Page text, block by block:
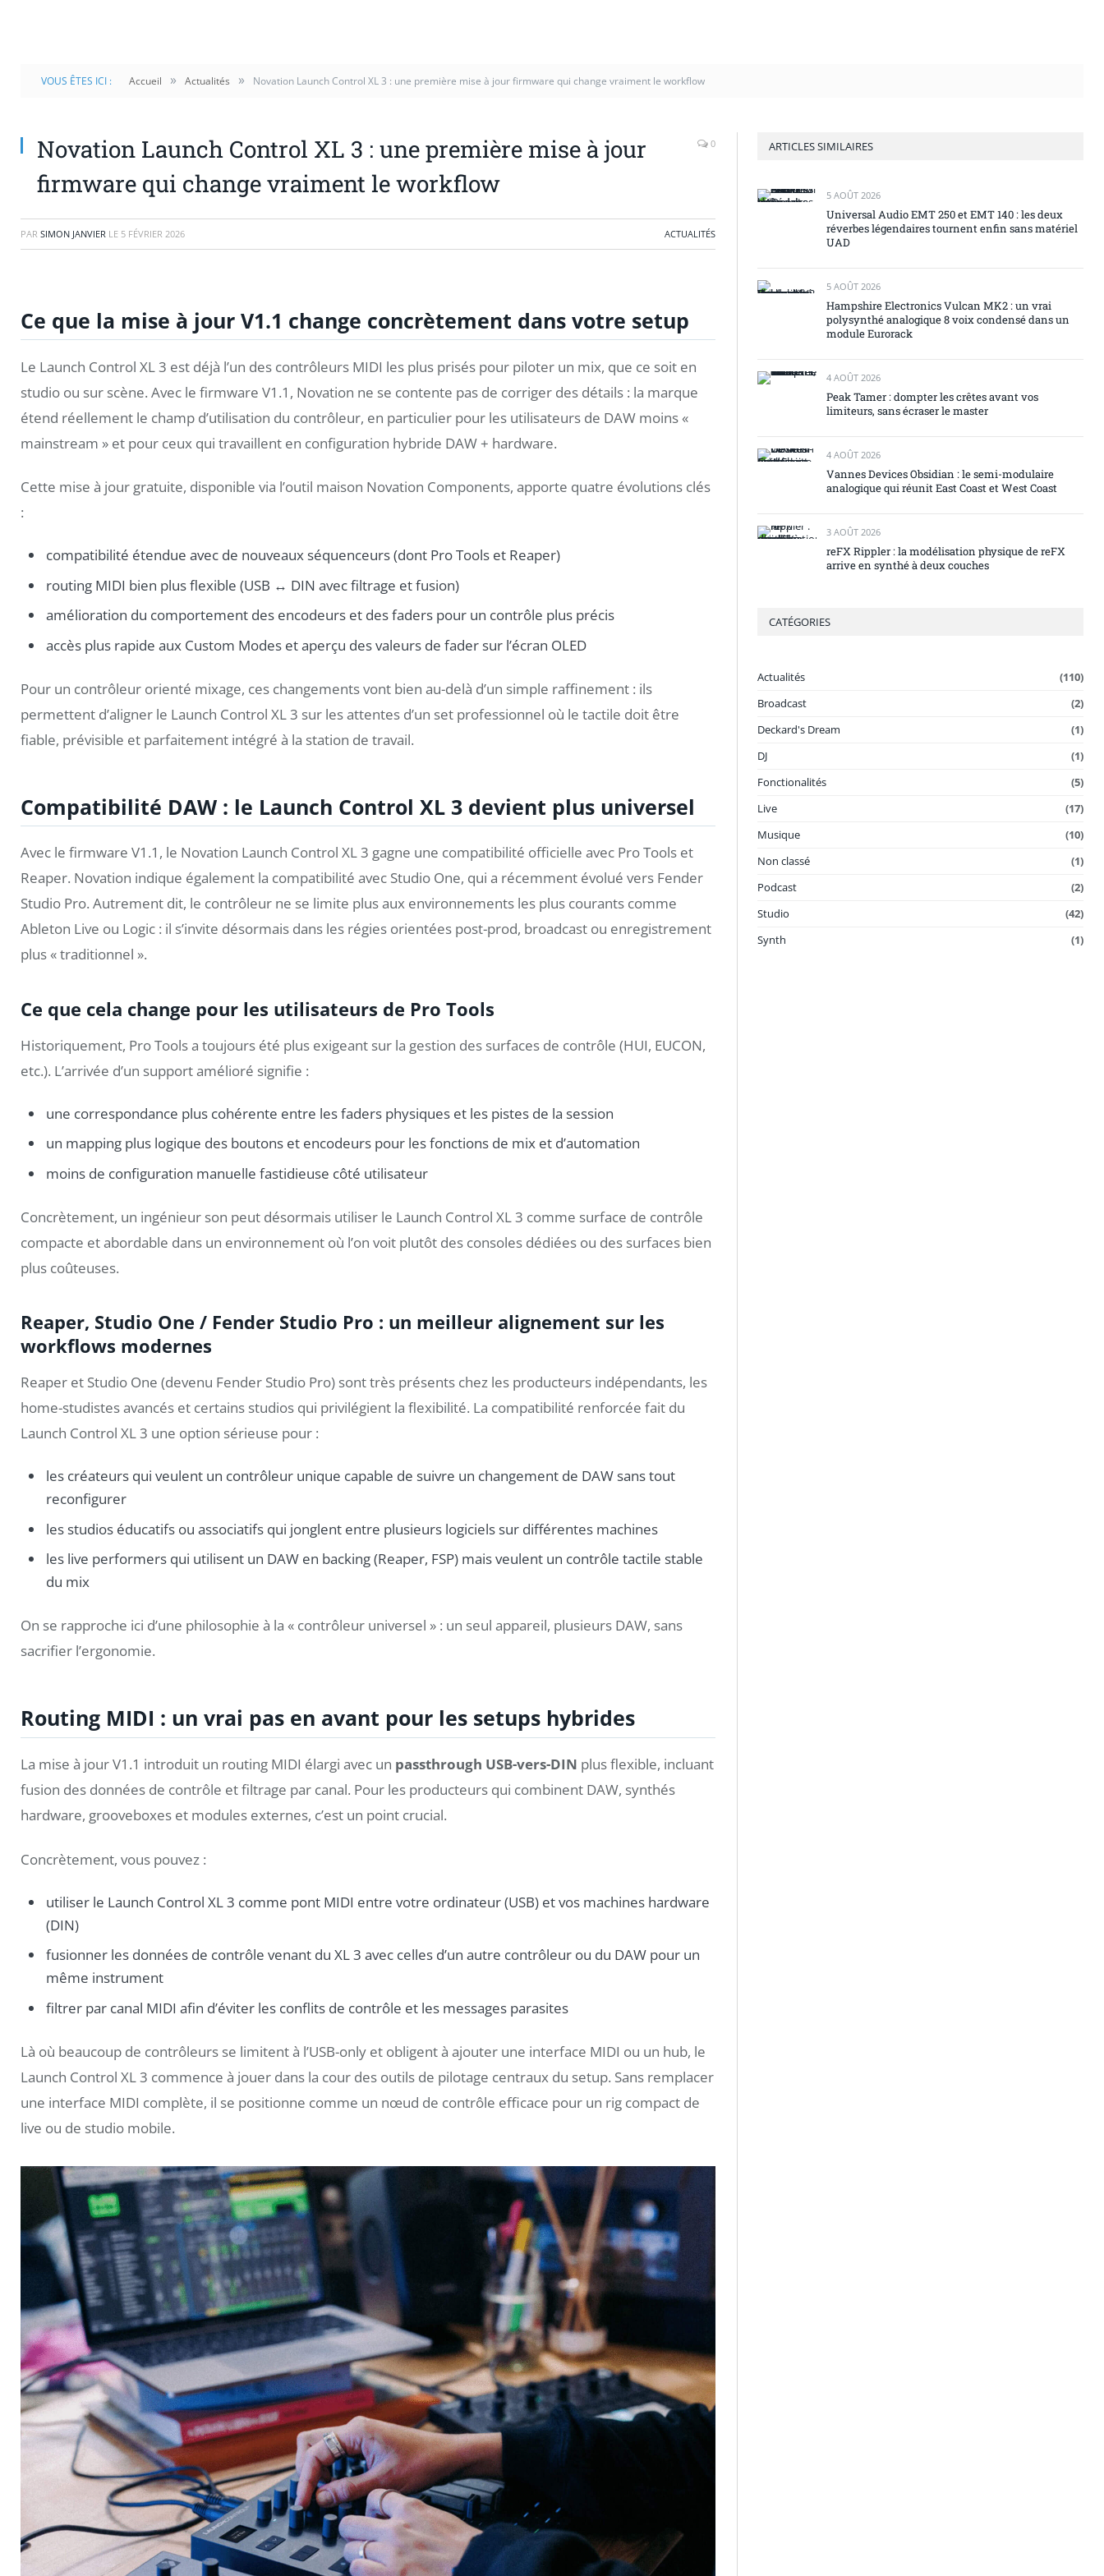
VOUS ÊTES ICI : Accueil » Actualités » Novation Launch Control XL 3 : une première mise à jour firmware qui change vraiment le workflow
Novation Launch Control XL 3 : une première mise à jour
firmware qui change vraiment le workflow
0
PAR SIMON JANVIER LE 5 FÉVRIER 2026 ACTUALITÉS
Ce que la mise à jour V1.1 change concrètement dans votre setup
Le Launch Control XL 3 est déjà l’un des contrôleurs MIDI les plus prisés pour piloter un mix, que ce soit en
studio ou sur scène. Avec le firmware V1.1, Novation ne se contente pas de corriger des détails : la marque
étend réellement le champ d’utilisation du contrôleur, en particulier pour les utilisateurs de DAW moins «
mainstream » et pour ceux qui travaillent en configuration hybride DAW + hardware.
Cette mise à jour gratuite, disponible via l’outil maison Novation Components, apporte quatre évolutions clés
:
compatibilité étendue avec de nouveaux séquenceurs (dont Pro Tools et Reaper)
routing MIDI bien plus flexible (USB ↔ DIN avec filtrage et fusion)
amélioration du comportement des encodeurs et des faders pour un contrôle plus précis
accès plus rapide aux Custom Modes et aperçu des valeurs de fader sur l’écran OLED
Pour un contrôleur orienté mixage, ces changements vont bien au-delà d’un simple raffinement : ils
permettent d’aligner le Launch Control XL 3 sur les attentes d’un set professionnel où le tactile doit être
fiable, prévisible et parfaitement intégré à la station de travail.
Compatibilité DAW : le Launch Control XL 3 devient plus universel
Avec le firmware V1.1, le Novation Launch Control XL 3 gagne une compatibilité officielle avec Pro Tools et
Reaper. Novation indique également la compatibilité avec Studio One, qui a récemment évolué vers Fender
Studio Pro. Autrement dit, le contrôleur ne se limite plus aux environnements les plus courants comme
Ableton Live ou Logic : il s’invite désormais dans les régies orientées post-prod, broadcast ou enregistrement
plus « traditionnel ».
Ce que cela change pour les utilisateurs de Pro Tools
Historiquement, Pro Tools a toujours été plus exigeant sur la gestion des surfaces de contrôle (HUI, EUCON,
etc.). L’arrivée d’un support amélioré signifie :
une correspondance plus cohérente entre les faders physiques et les pistes de la session
un mapping plus logique des boutons et encodeurs pour les fonctions de mix et d’automation
moins de configuration manuelle fastidieuse côté utilisateur
Concrètement, un ingénieur son peut désormais utiliser le Launch Control XL 3 comme surface de contrôle
compacte et abordable dans un environnement où l’on voit plutôt des consoles dédiées ou des surfaces bien
plus coûteuses.
Reaper, Studio One / Fender Studio Pro : un meilleur alignement sur les
workflows modernes
Reaper et Studio One (devenu Fender Studio Pro) sont très présents chez les producteurs indépendants, les
home-studistes avancés et certains studios qui privilégient la flexibilité. La compatibilité renforcée fait du
Launch Control XL 3 une option sérieuse pour :
les créateurs qui veulent un contrôleur unique capable de suivre un changement de DAW sans tout
reconfigurer
les studios éducatifs ou associatifs qui jonglent entre plusieurs logiciels sur différentes machines
les live performers qui utilisent un DAW en backing (Reaper, FSP) mais veulent un contrôle tactile stable
du mix
On se rapproche ici d’une philosophie à la « contrôleur universel » : un seul appareil, plusieurs DAW, sans
sacrifier l’ergonomie.
Routing MIDI : un vrai pas en avant pour les setups hybrides
La mise à jour V1.1 introduit un routing MIDI élargi avec un passthrough USB-vers-DIN plus flexible, incluant
fusion des données de contrôle et filtrage par canal. Pour les producteurs qui combinent DAW, synthés
hardware, grooveboxes et modules externes, c’est un point crucial.
Concrètement, vous pouvez :
utiliser le Launch Control XL 3 comme pont MIDI entre votre ordinateur (USB) et vos machines hardware
(DIN)
fusionner les données de contrôle venant du XL 3 avec celles d’un autre contrôleur ou du DAW pour un
même instrument
filtrer par canal MIDI afin d’éviter les conflits de contrôle et les messages parasites
Là où beaucoup de contrôleurs se limitent à l’USB-only et obligent à ajouter une interface MIDI ou un hub, le
Launch Control XL 3 commence à jouer dans la cour des outils de pilotage centraux du setup. Sans remplacer
une interface MIDI complète, il se positionne comme un nœud de contrôle efficace pour un rig compact de
live ou de studio mobile.
ARTICLES SIMILAIRES
5 AOÛT 2026
Universal Audio EMT 250 et EMT 140 : les deux
réverbes légendaires tournent enfin sans matériel
UAD
5 AOÛT 2026
Hampshire Electronics Vulcan MK2 : un vrai
polysynthé analogique 8 voix condensé dans un
module Eurorack
4 AOÛT 2026
Peak Tamer : dompter les crêtes avant vos
limiteurs, sans écraser le master
4 AOÛT 2026
Vannes Devices Obsidian : le semi-modulaire
analogique qui réunit East Coast et West Coast
3 AOÛT 2026
reFX Rippler : la modélisation physique de reFX
arrive en synthé à deux couches
CATÉGORIES
Actualités
(110)
Broadcast
(2)
Deckard's Dream
(1)
DJ
(1)
Fonctionalités
(5)
Live
(17)
Musique
(10)
Non classé
(1)
Podcast
(2)
Studio
(42)
Synth
(1)